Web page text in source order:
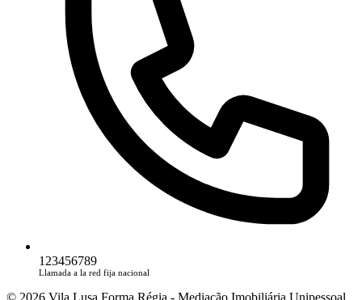
123456789
Llamada a la red fija nacional
© 2026 Vila Lusa Forma Régia - Mediação Imobiliária Unipessoal,